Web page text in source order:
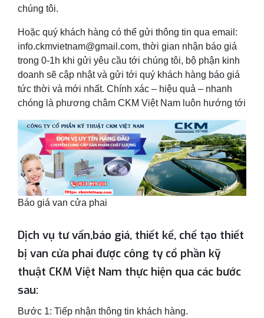
chúng tôi.
Hoặc quý khách hàng có thể gửi thông tin qua email:
info.ckmvietnam@gmail.com, thời gian nhận báo giá
trong 0-1h khi gửi yêu cầu tới chúng tôi, bộ phận kinh
doanh sẽ cập nhật và gửi tới quý khách hàng báo giá
tức thời và mới nhất. Chính xác – hiệu quả – nhanh
chóng là phương châm CKM Việt Nam luôn hướng tới
Báo giá van cửa phai
Dịch vụ tư vấn,báo giá, thiết kế, chế tạo thiết
bị van cửa phai được công ty cổ phần kỹ
thuật CKM Việt Nam thực hiện qua các bước
sau:
Bước 1: Tiếp nhận thông tin khách hàng.